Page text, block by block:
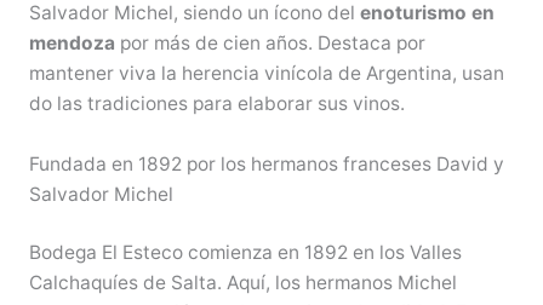
Salvador Michel, siendo un ícono del enoturismo en
mendoza por más de cien años. Destaca por
mantener viva la herencia vinícola de Argentina, usan
do las tradiciones para elaborar sus vinos.
Fundada en 1892 por los hermanos franceses David y
Salvador Michel
Bodega El Esteco comienza en 1892 en los Valles
Calchaquíes de Salta. Aquí, los hermanos Michel